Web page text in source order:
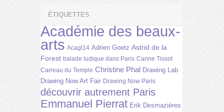
ÉTIQUETTES
Académie des beaux-
arts Acagl14 Adrien Goetz Astrid de la
Forest balade ludique dans Paris Carine Tissot
Carreau du Temple Christine Phal Drawing Lab
Drawing Now Art Fair Drawing Now Paris
découvrir autrement Paris
Emmanuel Pierrat Erik Desmazières